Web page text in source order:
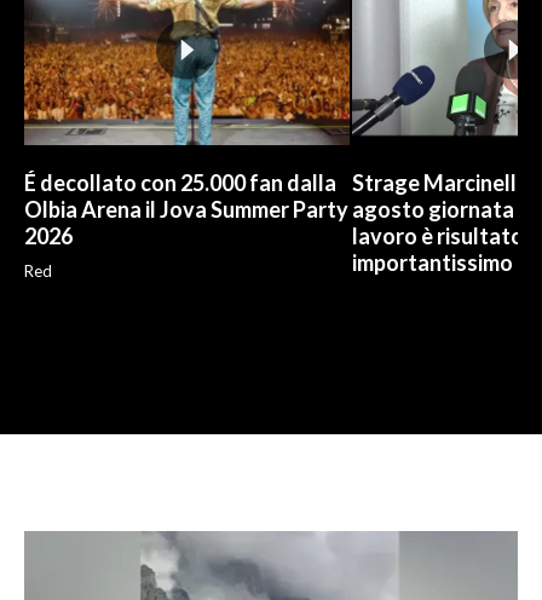
É decollato con 25.000 fan dalla
Olbia Arena il Jova Summer Party
2026
Red
Strage Marcinelle,
agosto giornata
lavoro è risultato
importantissimo